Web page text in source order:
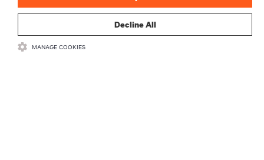
Decline All
MANAGE COOKIES